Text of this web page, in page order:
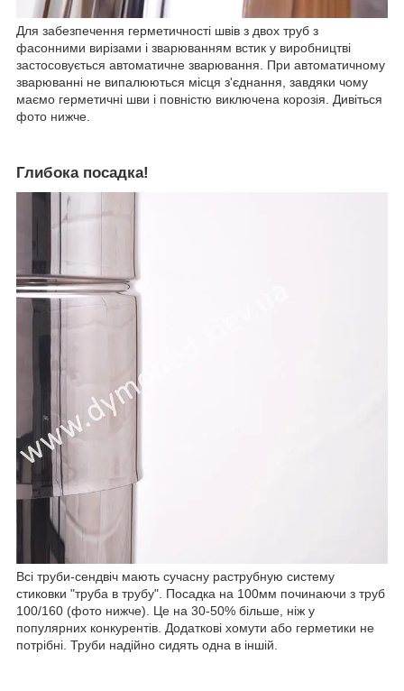
Для забезпечення герметичності швів з двох труб з
фасонними вирізами і зварюванням встик у виробництві
застосовується автоматичне зварювання. При автоматичному
зварюванні не випалюються місця з'єднання, завдяки чому
маємо герметичні шви і повністю виключена корозія. Дивіться
фото нижче.
Глибока посадка!
Всі труби-сендвіч мають сучасну раструбную систему
стиковки "труба в трубу". Посадка на 100мм починаючи з труб
100/160 (фото нижче). Це на 30-50% більше, ніж у
популярних конкурентів. Додаткові хомути або герметики не
потрібні. Труби надійно сидять одна в іншій.